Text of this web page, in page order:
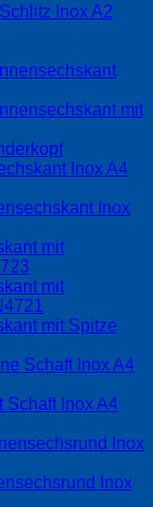
Inox A2
mit
Inox A4
Inox
mit
mit
mit Spitze
Schaft Inox A4
Schaft Inox A4
Inox
Inox